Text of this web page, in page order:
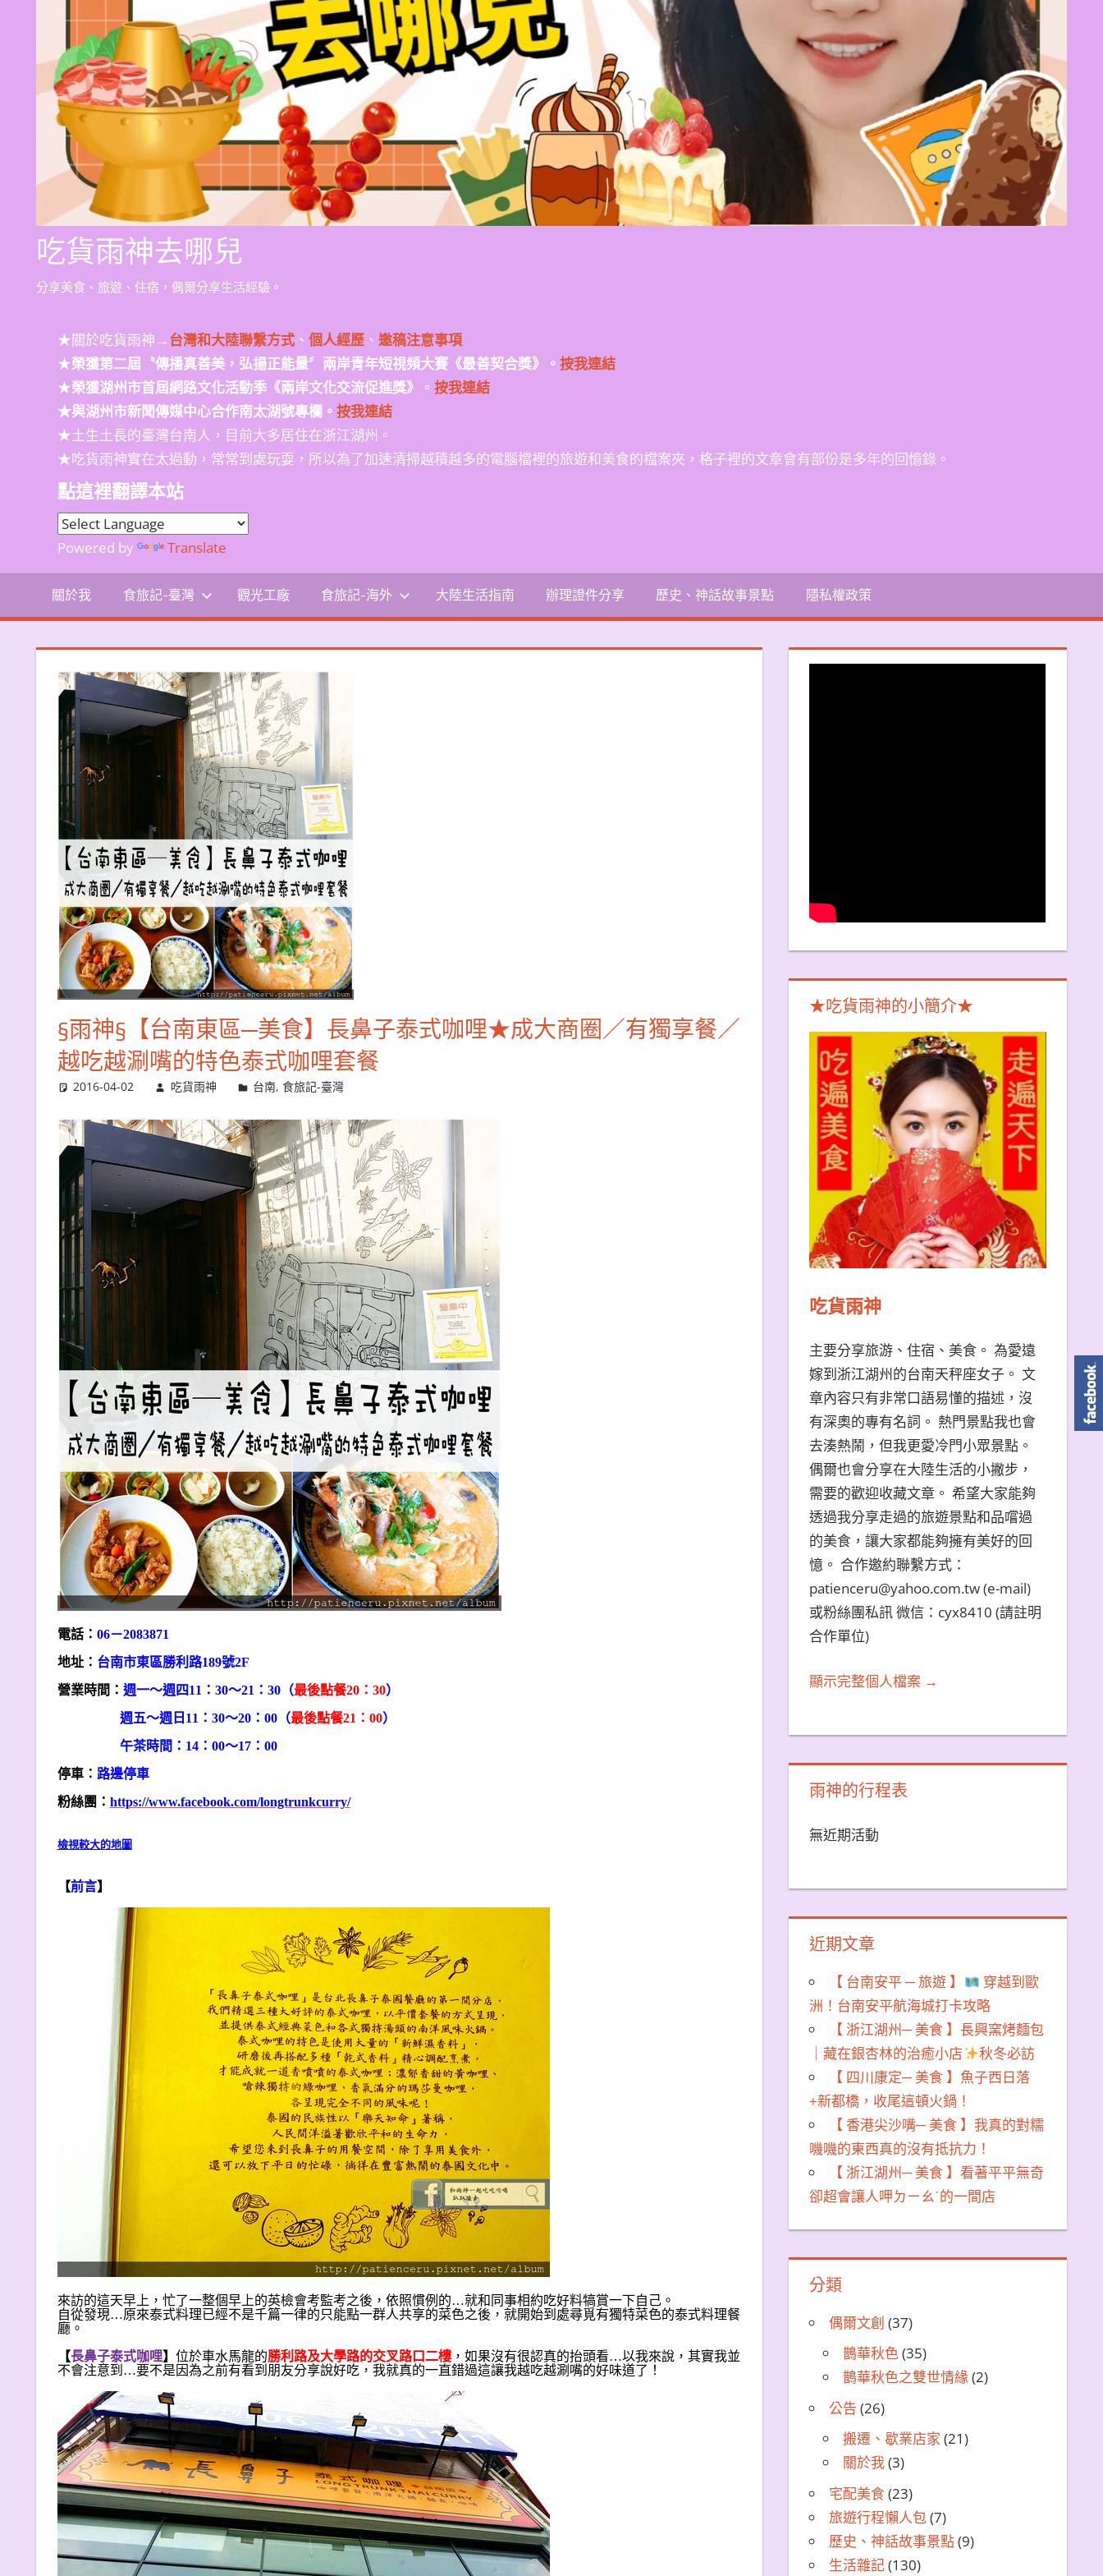
吃貨雨神去哪兒
分享美食、旅遊、住宿，偶爾分享生活經驗。
★關於吃貨雨神→台灣和大陸聯繫方式、 個人經歷、 邀稿注意事項
★榮獲第二屆〝傳播真善美，弘揚正能量〞兩岸青年短視頻大賽《最善契合獎》。 按我連結
★榮獲湖州市首屆網路文化活動季《兩岸文化交流促進獎》 。 按我連結
★與湖州市新聞傳媒中心合作南太湖號專欄。 按我連結
★土生土長的臺灣台南人，目前大多居住在浙江湖州。
★吃貨雨神實在太過動，常常到處玩耍，所以為了加速清掃越積越多的電腦檔裡的旅遊和美食的檔案夾，格子裡的文章會有部份是多年的回憶錄。
點這裡翻譯本站
Powered by Translate
關於我 食旅記-臺灣 觀光工廠 食旅記-海外 大陸生活指南 辦理證件分享 歷史、神話故事景點 隱私權政策
§雨神§【台南東區─美食】長鼻子泰式咖哩★成大商圈／有獨享餐／
越吃越涮嘴的特色泰式咖哩套餐
2016-04-02 吃貨雨神 台南,食旅記-臺灣
電話： 06－2083871
地址： 台南市東區勝利路189號2F
營業時間： 週一～週四11：30～21：30（最後點餐20：30）
週五～週日11：30～20：00（最後點餐21：00）
午茶時間：14：00～17：00
停車： 路邊停車
粉絲團： https://www.facebook.com/longtrunkcurry/
檢視較大的地圖
【前言】
來訪的這天早上，忙了一整個早上的英檢會考監考之後，依照慣例的…就和同事相約吃好料犒賞一下自己。
自從發現…原來泰式料理已經不是千篇一律的只能點一群人共享的菜色之後，就開始到處尋覓有獨特菜色的泰式料理餐
廳。
【長鼻子泰式咖哩】 位於車水馬龍的勝利路及大學路的交叉路口二樓，如果沒有很認真的抬頭看…以我來說，其實我並
不會注意到…要不是因為之前有看到朋友分享說好吃，我就真的一直錯過這讓我越吃越涮嘴的好味道了！
★吃貨雨神的小簡介★
吃貨雨神
主要分享旅游、住宿、美食。 為愛遠
嫁到浙江湖州的台南天秤座女子。 文
章內容只有非常口語易懂的描述，沒
有深奧的專有名詞。 熱門景點我也會
去湊熱鬧，但我更愛冷門小眾景點。
偶爾也會分享在大陸生活的小撇步，
需要的歡迎收藏文章。 希望大家能夠
透過我分享走過的旅遊景點和品嚐過
的美食，讓大家都能夠擁有美好的回
憶。 合作邀約聯繫方式：
patienceru@yahoo.com.tw (e-mail)
或粉絲團私訊 微信：cyx8410 (請註明
合作單位)
顯示完整個人檔案 →
雨神的行程表
無近期活動
近期文章
【 台南安平 ─ 旅遊 】
穿越到歐
洲！台南安平航海城打卡攻略
【 浙江湖州─ 美食 】長興窯烤麵包
｜藏在銀杏林的治癒小店
秋冬必訪
【 四川康定─ 美食 】魚子西日落
+新都橋，收尾這頓火鍋！
【 香港尖沙嘴─ 美食 】我真的對糯
嘰嘰的東西真的沒有抵抗力！
【 浙江湖州─ 美食 】看著平平無奇
卻超會讓人呷ㄉㄧㄠˊ的一間店
分類
偶爾文創 (37)
鵲華秋色(35)
鵲華秋色之雙世情緣(2)
公告 (26)
搬遷、歇業店家 (21)
關於我(3)
宅配美食(23)
旅遊行程懶人包(7)
歷史、神話故事景點(9)
生活雜記(130)